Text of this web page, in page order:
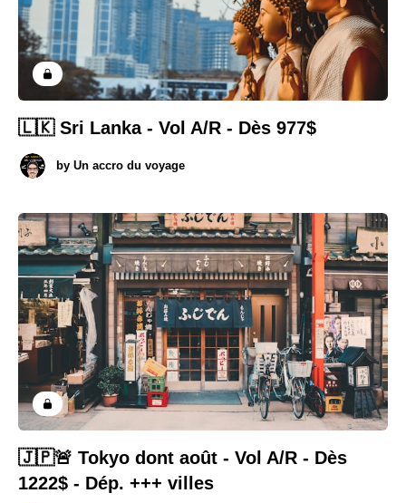
🇱🇰 Sri Lanka - Vol A/R - Dès 977$
by Un accro du voyage
🇯🇵🚨 Tokyo dont août - Vol A/R - Dès
1222$ - Dép. +++ villes